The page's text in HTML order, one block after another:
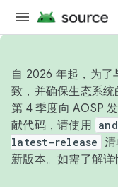
自 2026 年起，为了
致，并确保生态系
第 4 季度向 AOSP
献代码，请使用
latest-release
新版本。如需了解详